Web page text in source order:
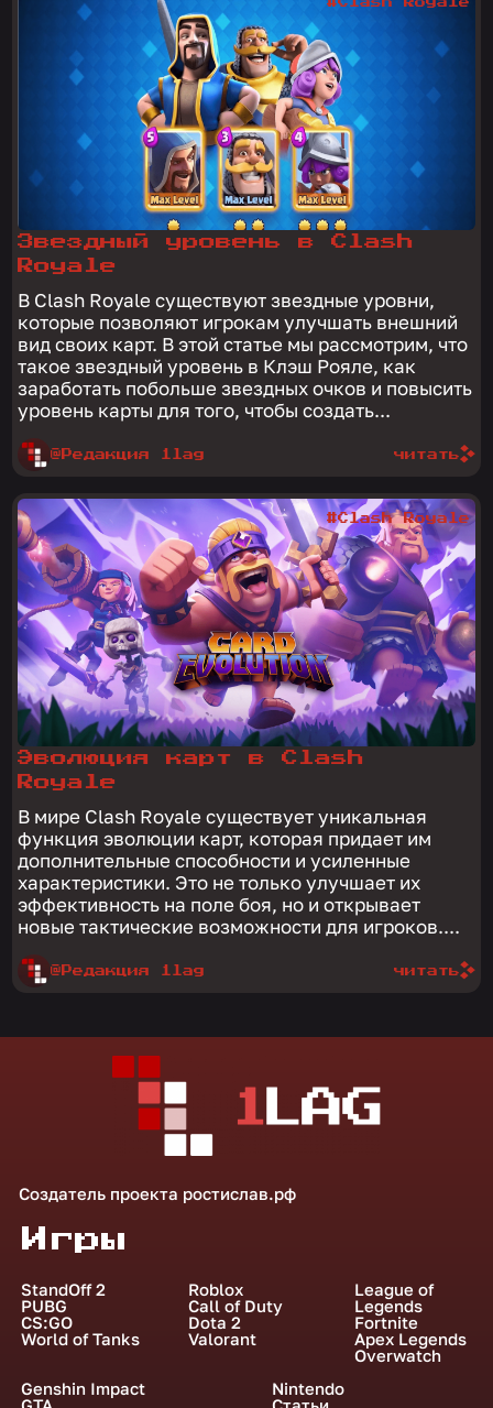
Звездный уровень в Clash
Royale
В Clash Royale существуют звездные уровни,
которые позволяют игрокам улучшать внешний
вид своих карт. В этой статье мы рассмотрим, что
такое звездный уровень в Клэш Рояле, как
заработать побольше звездных очков и повысить
уровень карты для того, чтобы создать...
@Редакция 1lag читать
Эволюция карт в Clash
Royale
В мире Clash Royale существует уникальная
функция эволюции карт, которая придает им
дополнительные способности и усиленные
характеристики. Это не только улучшает их
эффективность на поле боя, но и открывает
новые тактические возможности для игроков....
@Редакция 1lag
#Clash Royale
читать
Создатель проекта ростислав.рф
Игры
StandOff 2
PUBG
CS:GO
World of Tanks
Roblox
Call of Duty
Dota 2
Valorant
League of
Legends
Fortnite
Apex Legends
Overwatch
Genshin Impact
Nintendo